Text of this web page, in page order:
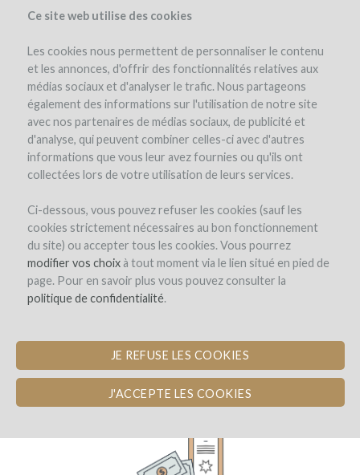
Ce site web utilise des cookies
Les cookies nous permettent de personnaliser le contenu
et les annonces, d'offrir des fonctionnalités relatives aux
médias sociaux et d'analyser le trafic. Nous partageons
également des informations sur l'utilisation de notre site
avec nos partenaires de médias sociaux, de publicité et
d'analyse, qui peuvent combiner celles-ci avec d'autres
informations que vous leur avez fournies ou qu'ils ont
collectées lors de votre utilisation de leurs services.
Ci-dessous, vous pouvez refuser les cookies (sauf les
cookies strictement nécessaires au bon fonctionnement
du site) ou accepter tous les cookies. Vous pourrez
modifier vos choixà tout moment via le lien situé en pied de
page. Pour en savoir plus vous pouvez consulter la
politique de confidentialité.
JE REFUSE LES COOKIES
J'ACCEPTE LES COOKIES
el proyecto el equipo los reembolsos en vino
Domaine Billon
COMPRA DE UNA PARCELA DE CÔTE-
RÔTIE